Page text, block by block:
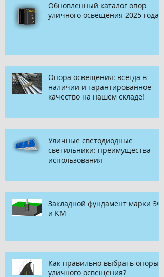
Обновленный каталог опор
уличного освещения 2025 года
Опора освещения: всегда в
наличии и гарантированное
качество на нашем складе!
Уличные светодиодные
светильники: преимущества
использования
Закладной фундамент марки ЗФ
и КМ
Как правильно выбрать опоры
уличного освещения?